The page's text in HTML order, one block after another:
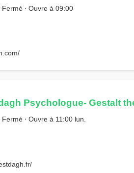
⋅ Ouvre à 09:00
Psychologue- Gestalt
⋅ Ouvre à 11:00 lun.